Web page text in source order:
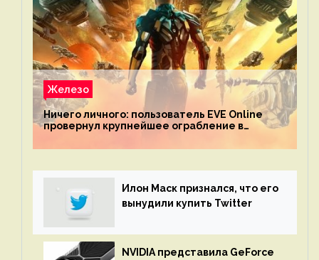
Железо
Ничего личного: пользователь EVE Online
провернул крупнейшее ограбление в
механике
Илон Маск признался, что его
вынудили купить Twitter
NVIDIA представила GeForce